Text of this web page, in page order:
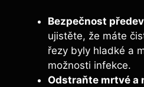
Bezpečnost
ujistěte, že máte
řezy byly hladké a
možnosti infekce.
Odstraňte mrtvé a